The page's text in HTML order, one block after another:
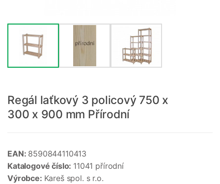
Regál laťkový 3 policový 750 x
300 x 900 mm Přírodní
EAN: 8590844110413
Katalogové číslo: 11041 přírodní
Výrobce: Kareš spol. s r.o.